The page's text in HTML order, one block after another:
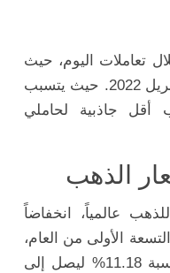
تعاملات اليوم، حيث
يتجه لتحقيق أفضل شهر له منذ أبريل 2022. حيث يتسبب
أقل جاذبية لحاملي
الذهب
عالمياً، انخفاضاً
الأولى من العام،
حيث انخفض استهلاك الذهب بنسبة 11.18% ليصل إلى